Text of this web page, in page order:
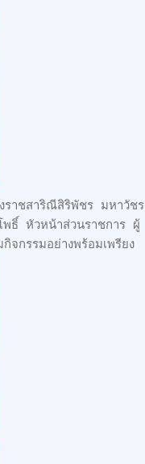
ราชสาริณีสิริพัชร มหาวัชร
พธิ์ หัวหน้าส่วนราชการ ผู้
กรรมอย่างพร้อมเพรียง